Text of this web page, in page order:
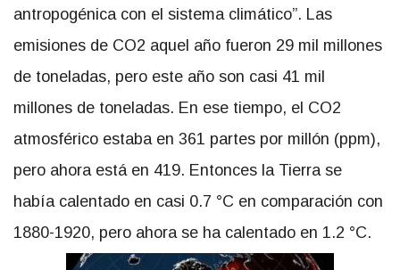
antropogénica con el sistema climático . Las
emisiones de CO2 aquel año fueron 29 mil millones
de toneladas, pero este año son casi 41 mil
millones de toneladas. En ese tiempo, el CO2
atmosférico estaba en 361 partes por millón (ppm),
pero ahora está en 419. Entonces la Tierra se
había calentado en casi 0.7 °C en comparación con
1880-1920, pero ahora se ha calentado en 1.2 °C.